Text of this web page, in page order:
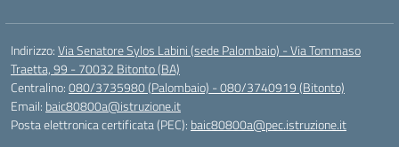
Indirizzo:Via Senatore Sylos Labini (sede Palombaio) - Via Tommaso
Traetta, 99 - 70032 Bitonto (BA)
Centralino:080/3735980 (Palombaio) - 080/3740919 (Bitonto)
Email: baic80800a@istruzione.it
Posta elettronica certificata (PEC): baic80800a@pec.istruzione.it